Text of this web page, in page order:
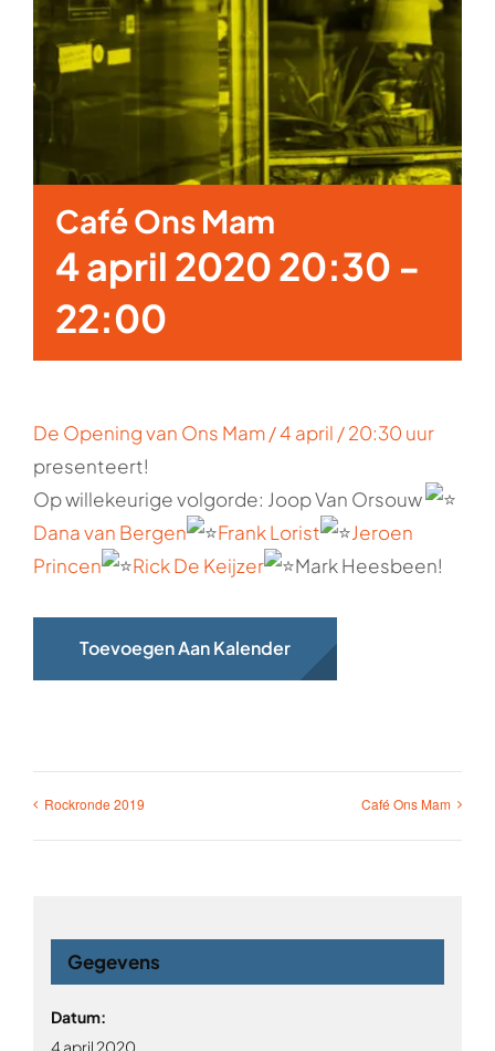
Café Ons Mam
4 april 2020 20:30 -
22:00
De Opening van Ons Mam / 4 april / 20:30 uur
presenteert!
Op willekeurige volgorde: Joop Van Orsouw
Dana van Bergen
Frank Lorist
Jeroen
Princen
Rick De Keijzer Mark Heesbeen!
Toevoegen Aan Kalender
Rockronde 2019 Café Ons Mam
Gegevens
Datum:
4 april 2020